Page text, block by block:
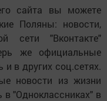
сайта вы можете
Поляны: новости,
сети "Вконтакте"
же официальные
в других соц.сетях.
новости из жизни
"Одноклассниках" в